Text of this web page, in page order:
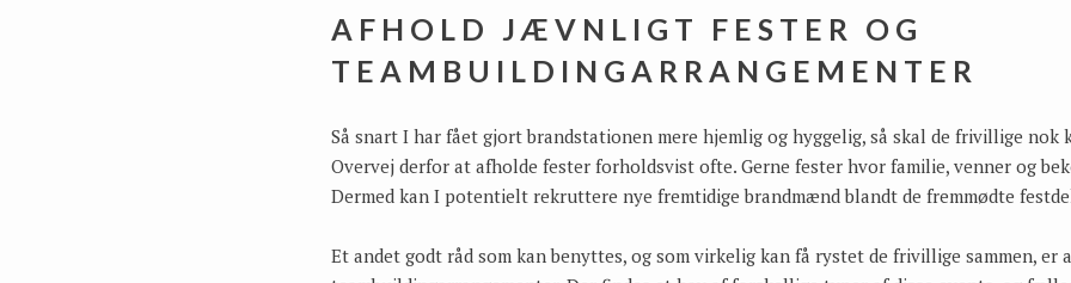
AFHOLD JÆVNLIGT FESTER OG
TEAMBUILDINGARRANGEMENTER
Så snart I har fået gjort brandstationen mere hjemlig og hyggelig, så skal de frivillige nok
Overvej derfor at afholde fester forholdsvist ofte. Gerne fester hvor familie, venner og
Dermed kan I potentielt rekruttere nye fremtidige brandmænd blandt de fremmødte
Et andet godt råd som kan benyttes, og som virkelig kan få rystet de frivillige sammen, er